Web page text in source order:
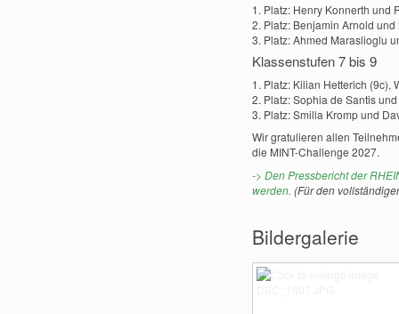
1. Platz: Henry Konnerth und
2. Platz: Benjamin Arnold
3. Platz: Ahmed Maraslioglu
Klassenstufen 7 bis 9
1. Platz: Kilian Hetterich (9c),
2. Platz: Sophia de Santis
3. Platz: Smilla Kromp und
Wir gratulieren allen
die MINT-Challenge 2027.
-> Den Pressbericht der
werden. (Für den
Bildergalerie